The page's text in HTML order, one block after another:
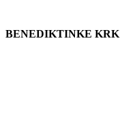
BENEDIKTINKE KRK